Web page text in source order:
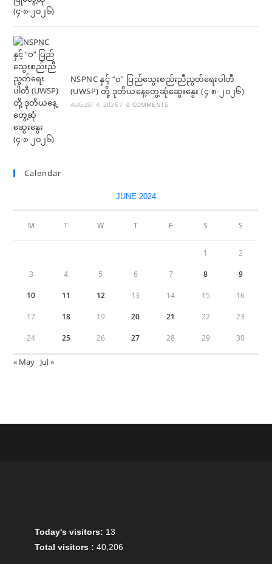
NSPNC နှင့် “ဝ” ပြည်သွေးစည်းညီညွတ်ရေးပါတီ
(UWSP) တို့ ဒုတိယနေ့တွေ့ဆုံဆွေးနွေး (၄-၈-၂၀၂၆)
AUGUST 4, 2026 / 0 COMMENTS
Calendar
JUNE 2024
M T W T F S S
1 2
3 4 5 6 7 8 9
10 11 12 13 14 15 16
17 18 19 20 21 22 23
24 25 26 27 28 29 30
« May Jul »
Today's visitors: 13
Total visitors :40,206